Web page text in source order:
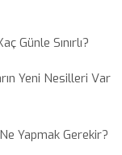
Günle Sınırlı?
Yeni Nesilleri Var
Yapmak Gerekir?